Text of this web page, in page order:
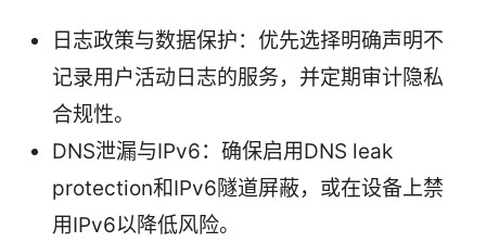
日志政策与数据保护：优先选择明确声明不
记录用户活动日志的服务，并定期审计隐私
合规性。
DNS泄漏与IPv6：确保启用DNS leak
protection和IPv6隧道屏蔽，或在设备上禁
用IPv6以降低风险。